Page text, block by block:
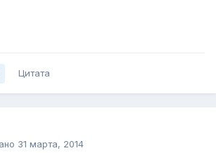
Цитата
31 марта, 2014